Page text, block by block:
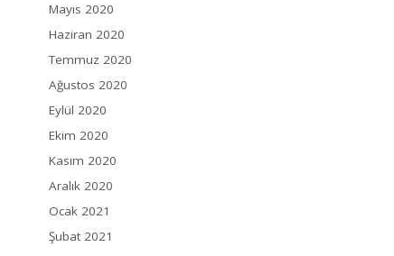
Mayıs 2020
Haziran 2020
Temmuz 2020
Ağustos 2020
Eylül 2020
Ekim 2020
Kasım 2020
Aralık 2020
Ocak 2021
Şubat 2021